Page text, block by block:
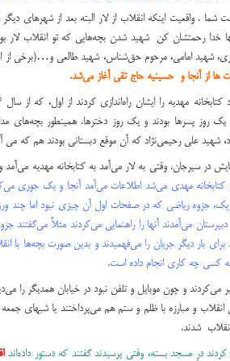
شما . واقعیت اینکه انقلاب از لار البته بعد از شهرهاي
خدا رحمتشان كن شهيد شدن بچه‌هايي كه تو انقلاب لار
شهيد امامي، مرحوم حق‌شناس، شهيد طالعي و…(برخی
ها از آنجا و حسينيه حاج تقي آغاز مي‌شد.
يك روز پسرها بودند و يك روز دخترها. همينطور بچه‌هاي
شهيد علي رحيمي‌نژاد كه آن موقع دبستاني بودند هم که می
در سيرجان. وقتي به لار مي‌آمد به كتابخانه مهديه
مهدي مي‌شد اطلاعات مي‌آمد آنجا و يك جوري
جزوه رياضي كه در صفحات اول آن چيزي نبود اما چند
براي بار ديگر جريان را مي‌فهميدند و بدين صورت بچه‌ها
كسي چه كاري انجام داده است.
مي‌كردند و چون موبايل و تلفن نبود در خيابان همديگر را
انقلاب و مبارزه با ظلم و ستم هم مي‌پرداختند يا شبهاي
شدند.
درِ مسجد بسته، وقتي پرسيدند گفتند كه دستور داده‌اند